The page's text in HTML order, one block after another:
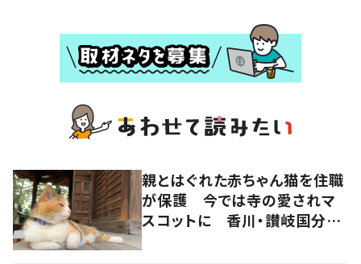
親とはぐれた赤ちゃん猫を住職
が保護 今では寺の愛されマ
スコットに 香川・讃岐国分寺